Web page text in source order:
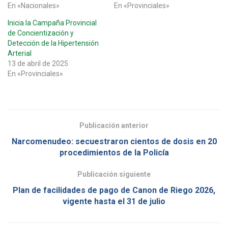
En «Nacionales»
En «Provinciales»
Inicia la Campaña Provincial
de Concientización y
Detección de la Hipertensión
Arterial
13 de abril de 2025
En «Provinciales»
Publicación anterior
Narcomenudeo: secuestraron cientos de dosis en 20
procedimientos de la Policía
Publicación siguiente
Plan de facilidades de pago de Canon de Riego 2026,
vigente hasta el 31 de julio